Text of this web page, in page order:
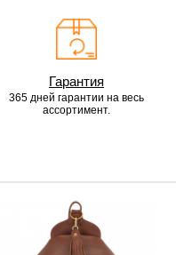
Гарантия
365 дней гарантии на весь
ассортимент.